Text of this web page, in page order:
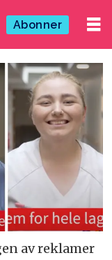
Abonner
av reklamer